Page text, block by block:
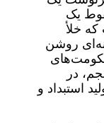
یک
که خلأ
روشن
در
استبداد و